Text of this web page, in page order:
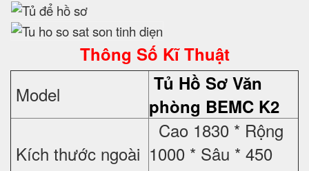
Thông Số Kĩ Thuật
Model Tủ Hồ Sơ Văn
phòng BEMC K2
Kích thước ngoài
Cao 1830 * Rộng
1000 * Sâu * 450